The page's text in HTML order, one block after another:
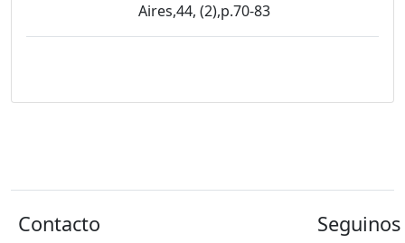
Aires,44, (2),p.70-83
Contacto